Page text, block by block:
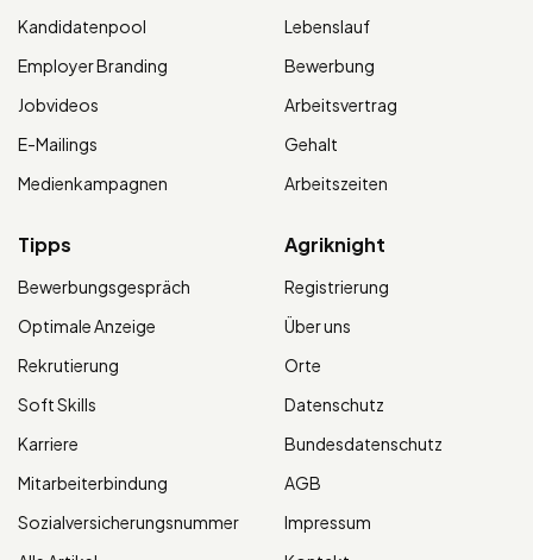
Kandidatenpool
Employer Branding
Jobvideos
E-Mailings
Medienkampagnen
Lebenslauf
Bewerbung
Arbeitsvertrag
Gehalt
Arbeitszeiten
Tipps
Bewerbungsgespräch
Optimale Anzeige
Rekrutierung
Soft Skills
Karriere
Mitarbeiterbindung
Sozialversicherungsnummer
Agriknight
Registrierung
Über uns
Orte
Datenschutz
Bundesdatenschutz
AGB
Impressum